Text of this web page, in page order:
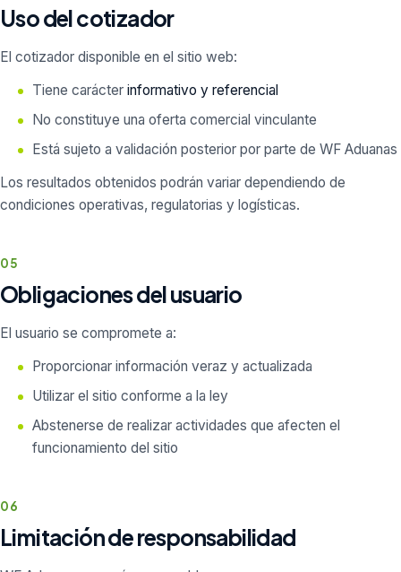
Uso del cotizador
El cotizador disponible en el sitio web:
Tiene carácter informativo y referencial
No constituye una oferta comercial vinculante
Está sujeto a validación posterior por parte de WF Aduanas
Los resultados obtenidos podrán variar dependiendo de
condiciones operativas, regulatorias y logísticas.
05
Obligaciones del usuario
El usuario se compromete a:
Proporcionar información veraz y actualizada
Utilizar el sitio conforme a la ley
Abstenerse de realizar actividades que afecten el
funcionamiento del sitio
06
Limitación de responsabilidad